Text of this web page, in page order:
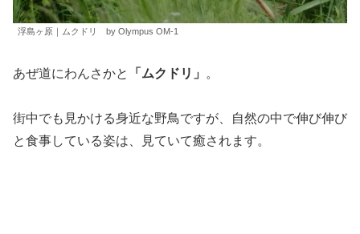
浮島ヶ原｜ムクドリ by Olympus OM-1
あぜ道にわんさかと 「ムクドリ」 。
街中でも見かける身近な野鳥ですが、自然の中で伸び伸び
と食事している姿は、見ていて癒されます。